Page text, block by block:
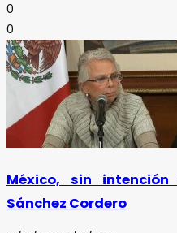
0
0
México, sin
Sánchez Cordero